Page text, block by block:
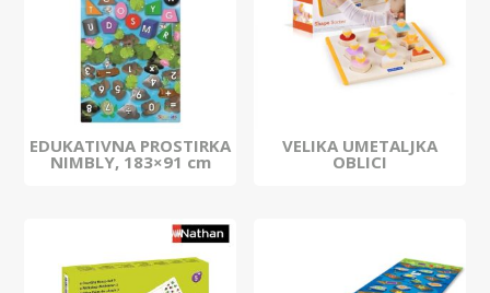
EDUKATIVNA PROSTIRKA
NIMBLY, 183×91 cm
VELIKA UMETALJKA
OBLICI